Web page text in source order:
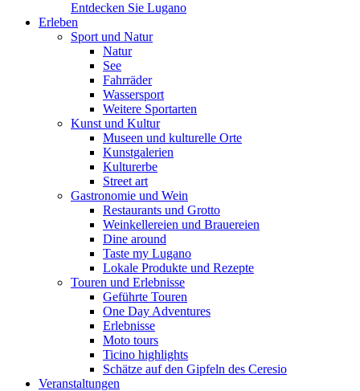
Entdecken Sie Lugano
Erleben
Sport und Natur
Natur
See
Fahrräder
Wassersport
Weitere Sportarten
Kunst und Kultur
Museen und kulturelle Orte
Kunstgalerien
Kulturerbe
Street art
Gastronomie und Wein
Restaurants und Grotto
Weinkellereien und Brauereien
Dine around
Taste my Lugano
Lokale Produkte und Rezepte
Touren und Erlebnisse
Geführte Touren
One Day Adventures
Erlebnisse
Moto tours
Ticino highlights
Schätze auf den Gipfeln des Ceresio
Veranstaltungen